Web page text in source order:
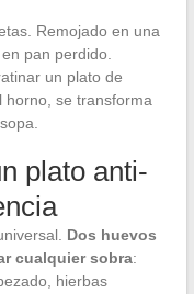
Remojado en una
pan perdido.
un plato de
horno, se transforma
plato anti-
Dos huevos
cualquier sobra:
hierbas